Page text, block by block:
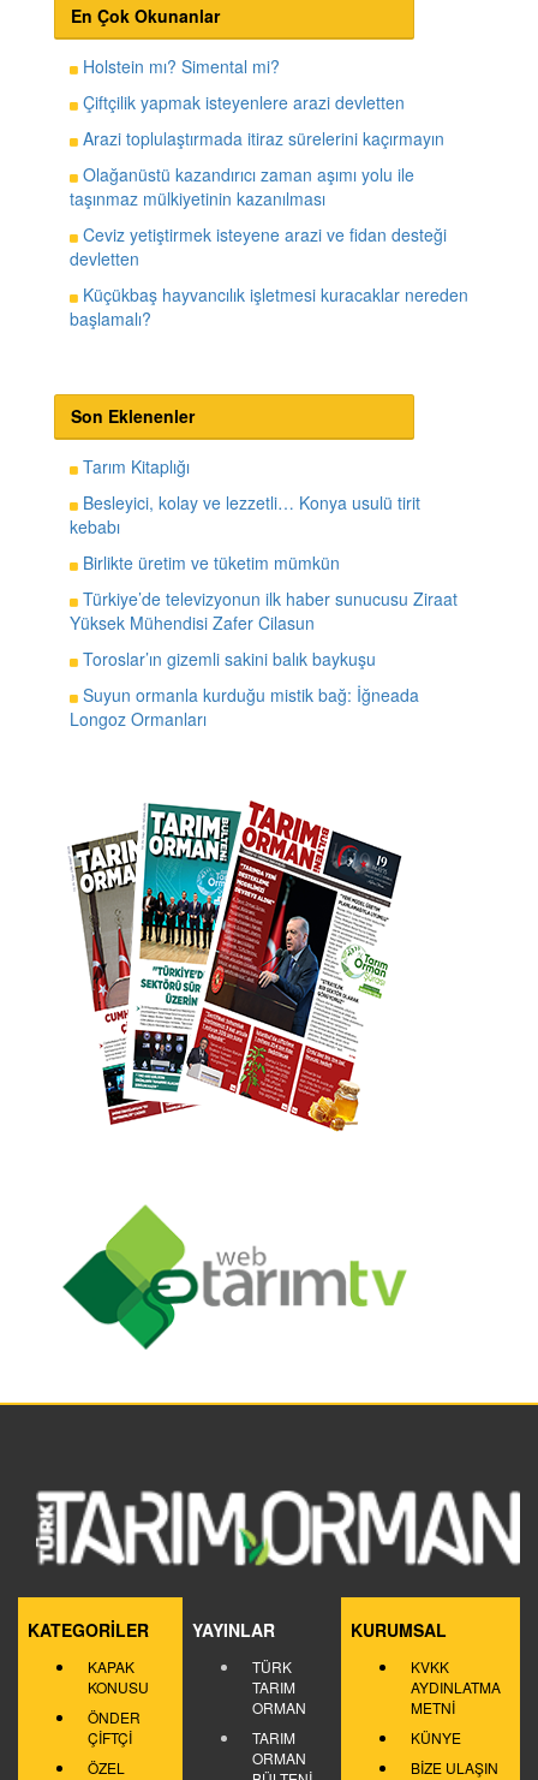
En Çok Okunanlar
Holstein mı? Simental mi?
Çiftçilik yapmak isteyenlere arazi devletten
Arazi toplulaştırmada itiraz sürelerini kaçırmayın
Olağanüstü kazandırıcı zaman aşımı yolu ile
taşınmaz mülkiyetinin kazanılması
Ceviz yetiştirmek isteyene arazi ve fidan desteği
devletten
Küçükbaş hayvancılık işletmesi kuracaklar nereden
başlamalı?
Son Eklenenler
Tarım Kitaplığı
Besleyici, kolay ve lezzetli… Konya usulü tirit
kebabı
Birlikte üretim ve tüketim mümkün
Türkiye’de televizyonun ilk haber sunucusu Ziraat
Yüksek Mühendisi Zafer Cilasun
Toroslar’ın gizemli sakini balık baykuşu
Suyun ormanla kurduğu mistik bağ: İğneada
Longoz Ormanları
KATEGORİLER
KAPAK
KONUSU
ÖNDER
ÇİFTÇİ
ÖZEL
YAYINLAR
TÜRK
TARIM
ORMAN
TARIM
ORMAN
KURUMSAL
KVKK
AYDINLATMA
METNİ
KÜNYE
BİZE ULAŞIN